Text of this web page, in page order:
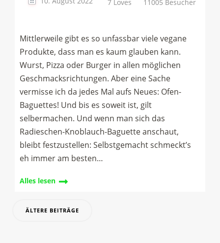
7 Loves 11005 Besucher
Mittlerweile gibt es so unfassbar viele vegane
Produkte, dass man es kaum glauben kann.
Wurst, Pizza oder Burger in allen möglichen
Geschmacksrichtungen. Aber eine Sache
vermisse ich da jedes Mal aufs Neues: Ofen-
Baguettes! Und bis es soweit ist, gilt
selbermachen. Und wenn man sich das
Radieschen-Knoblauch-Baguette anschaut,
bleibt festzustellen: Selbstgemacht schmeckt’s
eh immer am besten…
Alles lesen
Beitragsnavigation
ÄLTERE BEITRÄGE